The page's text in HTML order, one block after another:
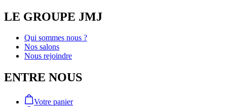
LE GROUPE JMJ
Qui sommes nous ?
Nos salons
Nous rejoindre
ENTRE NOUS
Votre panier